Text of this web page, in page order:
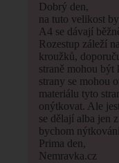
Dobrý den,
na tuto velikost
A4 se dávají
Rozestup záleží
kroužků,
straně mohou
strany se mohou
materiálu tyto
onýtkovat. Ale
se dělají alba jen
bychom
Prima den,
Nemravka.cz